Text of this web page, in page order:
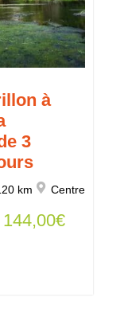
à
3
km Centre
144,00€